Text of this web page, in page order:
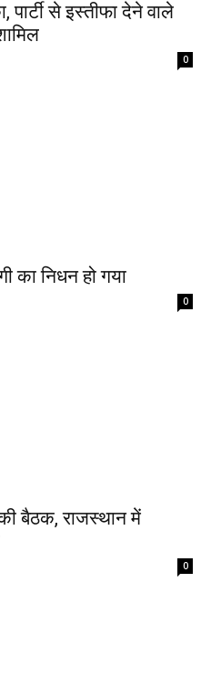
से इस्तीफा देने वाले
0
का निधन हो गया
0
बैठक, राजस्थान में
0